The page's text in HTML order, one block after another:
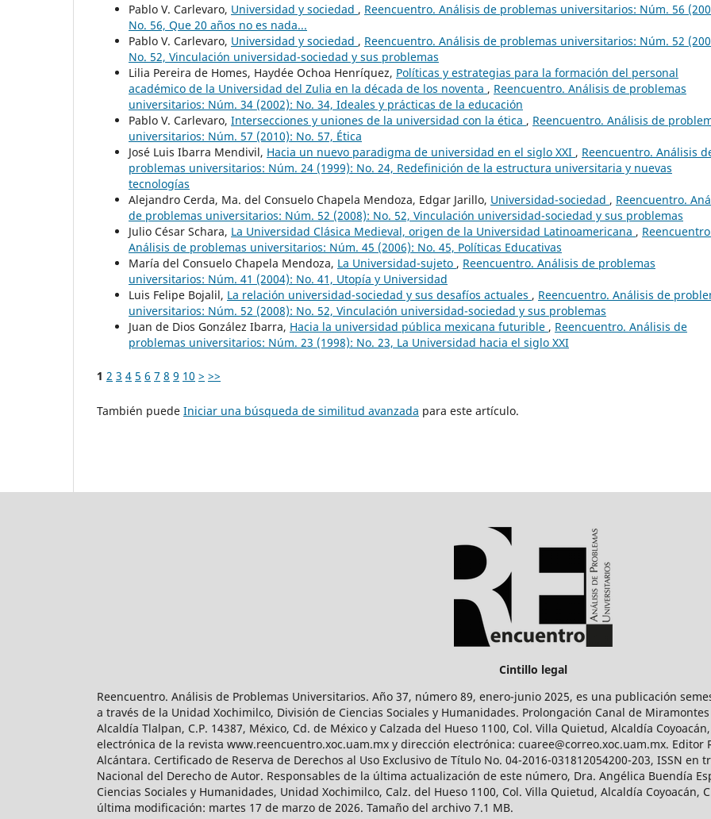
Pablo V. Carlevaro, Universidad y sociedad , Reencuentro. Análisis de problemas universitarios: Núm. 56
No. 56, Que 20 años no es nada...
Pablo V. Carlevaro, Universidad y sociedad , Reencuentro. Análisis de problemas universitarios: Núm. 52
No. 52, Vinculación universidad-sociedad y sus problemas
Lilia Pereira de Homes, Haydée Ochoa Henríquez, Políticas y estrategias para la formación del personal
académico de la Universidad del Zulia en la década de los noventa , Reencuentro. Análisis de problemas
universitarios: Núm. 34 (2002): No. 34, Ideales y prácticas de la educación
Pablo V. Carlevaro, Intersecciones y uniones de la universidad con la ética , Reencuentro. Análisis de
universitarios: Núm. 57 (2010): No. 57, Ética
José Luis Ibarra Mendivil, Hacia un nuevo paradigma de universidad en el siglo XXI , Reencuentro. Análisis
problemas universitarios: Núm. 24 (1999): No. 24, Redefinición de la estructura universitaria y nuevas
tecnologías
Alejandro Cerda, Ma. del Consuelo Chapela Mendoza, Edgar Jarillo, Universidad-sociedad , Reencuentro.
de problemas universitarios: Núm. 52 (2008): No. 52, Vinculación universidad-sociedad y sus problemas
Julio César Schara, La Universidad Clásica Medieval, origen de la Universidad Latinoamericana ,
Análisis de problemas universitarios: Núm. 45 (2006): No. 45, Políticas Educativas
María del Consuelo Chapela Mendoza, La Universidad-sujeto , Reencuentro. Análisis de problemas
universitarios: Núm. 41 (2004): No. 41, Utopía y Universidad
Luis Felipe Bojalil, La relación universidad-sociedad y sus desafíos actuales , Reencuentro. Análisis de
universitarios: Núm. 52 (2008): No. 52, Vinculación universidad-sociedad y sus problemas
Juan de Dios González Ibarra, Hacia la universidad pública mexicana futurible , Reencuentro. Análisis de
problemas universitarios: Núm. 23 (1998): No. 23, La Universidad hacia el siglo XXI
1 2 3 4 5 6 7 8 9 10 > >>
También puede Iniciar una búsqueda de similitud avanzada para este artículo.
Cintillo legal
Reencuentro. Análisis de Problemas Universitarios. Año 37, número 89, enero-junio 2025, es una publicación
a través de la Unidad Xochimilco, División de Ciencias Sociales y Humanidades. Prolongación Canal de Miramontes
Alcaldía Tlalpan, C.P. 14387, México, Cd. de México y Calzada del Hueso 1100, Col. Villa Quietud, Alcaldía
electrónica de la revista www.reencuentro.xoc.uam.mx y dirección electrónica: cuaree@correo.xoc.uam.mx. Editor
Alcántara. Certificado de Reserva de Derechos al Uso Exclusivo de Título No. 04-2016-031812054200-203, ISSN
Nacional del Derecho de Autor. Responsables de la última actualización de este número, Dra. Angélica Buendía
Ciencias Sociales y Humanidades, Unidad Xochimilco, Calz. del Hueso 1100, Col. Villa Quietud, Alcaldía Coyoacán,
última modificación: martes 17 de marzo de 2026. Tamaño del archivo 7.1 MB.